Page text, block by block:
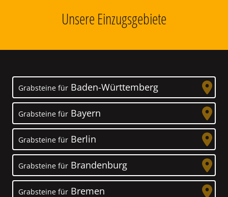
Unsere Einzugsgebiete
Grabsteine für Baden-Württemberg
Grabsteine für Bayern
Grabsteine für Berlin
Grabsteine für Brandenburg
Grabsteine für Bremen